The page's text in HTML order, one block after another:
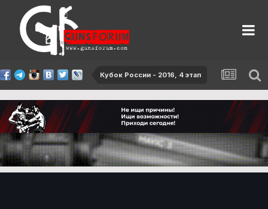
Кубок России - 2016, 4 этап